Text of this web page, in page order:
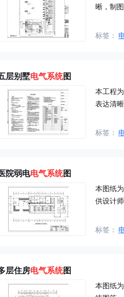
晰，制
标签：
层别墅电气系统图
本工程
表达清
标签：
院弱电电气系统图
本图纸
供设计师
标签：
层住房电气系统图
本图纸